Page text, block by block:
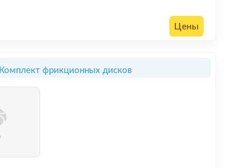
Цены
Комплект фрикционных дисков